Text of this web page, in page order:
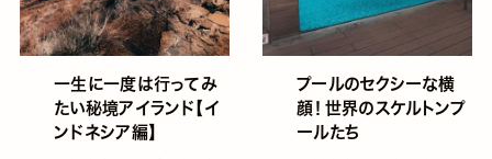
一生に一度は行ってみ
たい秘境アイランド【イ
ンドネシア編】
プールのセクシーな横
顔！世界のスケルトンプ
ールたち